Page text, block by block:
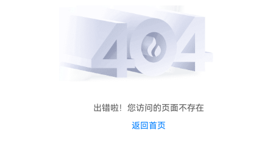
出错啦！您访问的页面不存在
返回首页